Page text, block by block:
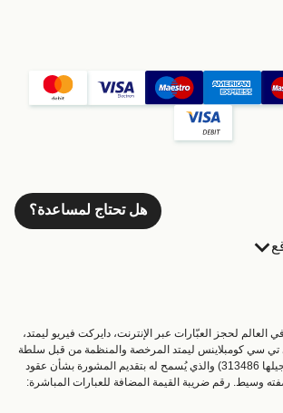
هل تحتاج لمساعدة؟
العبارات
شحن
عبارة صغيرة
القطار والعبارة
العالم لحجز العبّارات عبر الإنترنت، دايركت فيريو ليمتد،
سي كومبلاينس ليمتد المرخصة والمنظمة من قبل سلطة
السلوك المالي (رقم تسجيلها 313486) والذي يُسمح له بتقديم المشورة بشأن عقود
وسيط. رقم ضريبة القيمة المضافة للعبارات المباشرة: